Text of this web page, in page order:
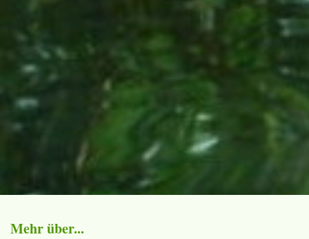
Mehr über...